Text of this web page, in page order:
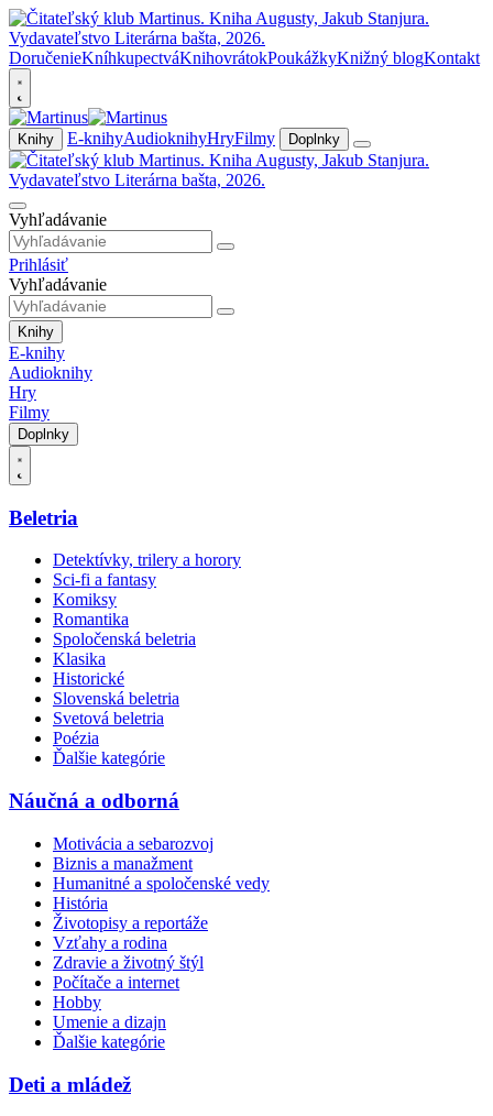
DoručenieKníhkupectváKnihovrátokPoukážkyKnižný blogKontakt
Knihy E-knihyAudioknihyHryFilmy Doplnky
Vyhľadávanie
Prihlásiť
Vyhľadávanie
Knihy
E-knihy
Audioknihy
Hry
Filmy
Doplnky
Beletria
Detektívky, trilery a horory
Sci-fi a fantasy
Komiksy
Romantika
Spoločenská beletria
Klasika
Historické
Slovenská beletria
Svetová beletria
Poézia
Ďalšie kategórie
Náučná a odborná
Motivácia a sebarozvoj
Biznis a manažment
Humanitné a spoločenské vedy
História
Životopisy a reportáže
Vzťahy a rodina
Zdravie a životný štýl
Počítače a internet
Hobby
Umenie a dizajn
Ďalšie kategórie
Deti a mládež